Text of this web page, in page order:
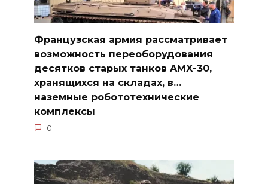
Французская армия рассматривает
возможность переоборудования
десятков старых танков AMX-30,
хранящихся на складах, в…
наземные робототехнические
комплексы
0